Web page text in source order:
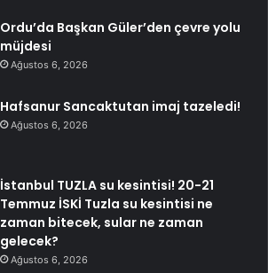
Ordu’da Başkan Güler’den çevre yolu
müjdesi
Ağustos 6, 2026
Hafsanur Sancaktutan imaj tazeledi!
Ağustos 6, 2026
İstanbul TUZLA su kesintisi! 20-21
Temmuz İSKİ Tuzla su kesintisi ne
zaman bitecek, sular ne zaman
gelecek?
Ağustos 6, 2026